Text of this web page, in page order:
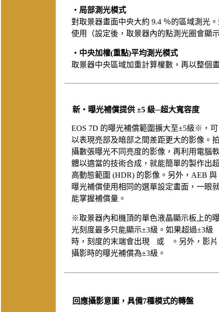
‧局部測光模式
對取景器畫面中央大約 9.4 ％的區域測光
使用（設定後，取景器內的點測光圈會顯
‧中央加權(重點)平均測光模式
取景器中央區域加重計算權數，再以整個
新‧曝光補償提供 ±5 級─超大寬容度
EOS 7D 的曝光補償範圍擴大至±5級※，可
以表現亮部及暗部之間差距更大的影像。
攝數張曝光不同亮度的影像，再利用電腦
體以適當的技術合成，就能簡單的製作出
高動態範圍 (HDR) 的影像。另外，AEB 與
曝光補償使用相同的選單設定畫面，一眼
能掌握補償量。
※取景器內和機頂的單色液晶顯示板上的
光刻度最多只能顯示±3級。如果超過±3級
時，刻度的末端會出現
或
。另外，影片
攝影時的曝光補償為±3級。
回應攝影意圖，具備7種模式的轉盤